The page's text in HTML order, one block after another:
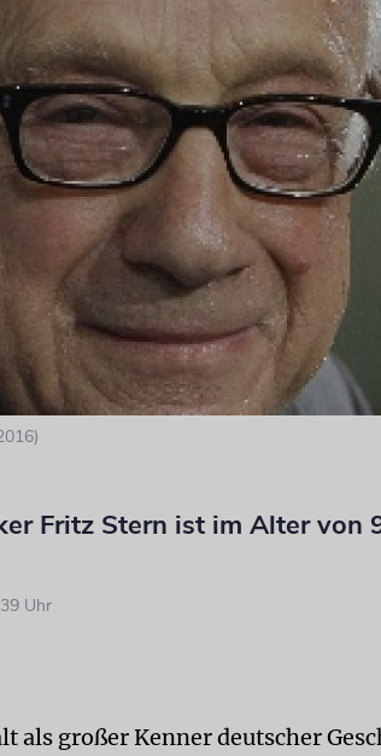
Fritz Stern ist im Alter von
Uhr
als großer Kenner deutscher